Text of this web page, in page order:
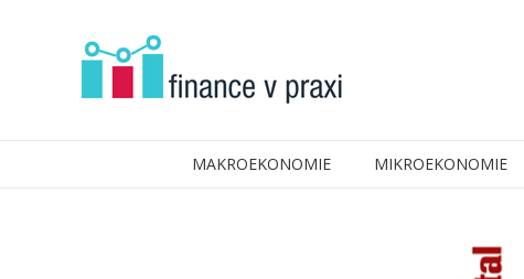
MAKROEKONOMIE MIKROEKONOMIE